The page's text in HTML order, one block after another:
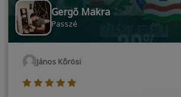
Gergő Makra
Passzé
János Kőrösi
(*)(*)(*)(*)(*)